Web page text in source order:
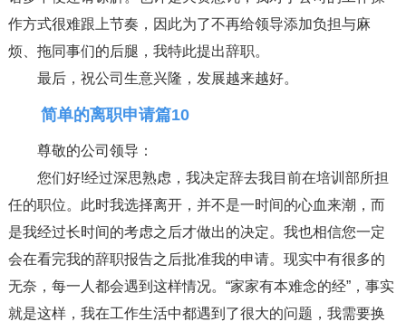
作方式很难跟上节奏，因此为了不再给领导添加负担与麻
烦、拖同事们的后腿，我特此提出辞职。
最后，祝公司生意兴隆，发展越来越好。
简单的离职申请篇10
尊敬的公司领导：
您们好!经过深思熟虑，我决定辞去我目前在培训部所担
任的职位。此时我选择离开，并不是一时间的心血来潮，而
是我经过长时间的考虑之后才做出的决定。我也相信您一定
会在看完我的辞职报告之后批准我的申请。现实中有很多的
无奈，每一人都会遇到这样情况。“家家有本难念的经”，事实
就是这样，我在工作生活中都遇到了很大的问题，我需要换